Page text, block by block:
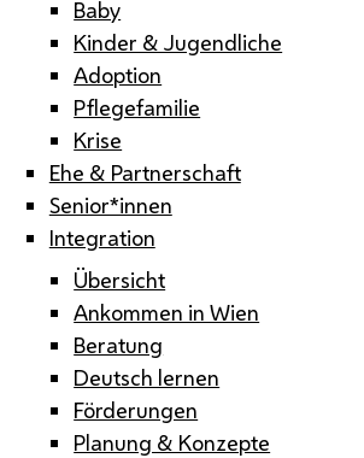
Baby
Kinder & Jugendliche
Adoption
Pflegefamilie
Krise
Ehe & Partnerschaft
Senior*innen
Integration
Übersicht
Ankommen in Wien
Beratung
Deutsch lernen
Förderungen
Planung & Konzepte